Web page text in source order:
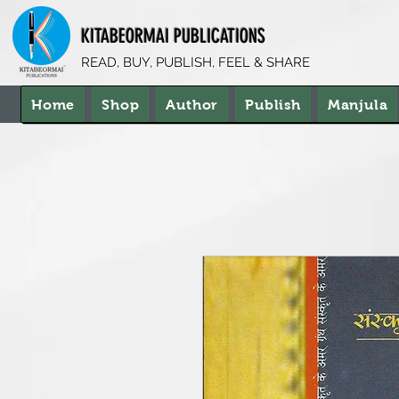
KITABEORMAI PUBLICATIONS
READ, BUY, PUBLISH, FEEL & SHARE
Home Shop Author Publish Manjula